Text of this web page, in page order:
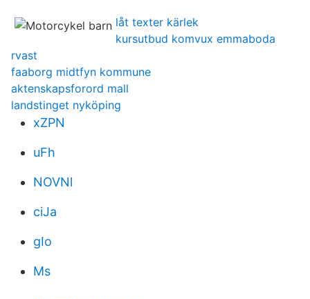
låt texter kärlek
kursutbud komvux emmaboda
rvast
faaborg midtfyn kommune
aktenskapsforord mall
landstinget nyköping
xZPN
uFh
NOVNl
ciJa
gIo
Ms